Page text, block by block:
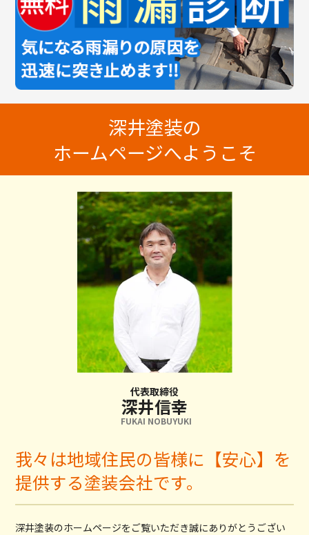
深井塗装の
ホームページへようこそ
代表取締役
深井信幸
FUKAI NOBUYUKI
我々は地域住民の皆様に【安心】を
提供する塗装会社です。
深井塗装のホームページをご覧いただき誠にありがとうござい